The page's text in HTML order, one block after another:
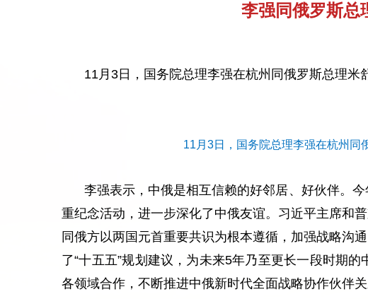
李强同俄罗斯总
11月3日，国务院总理李强在杭州同俄罗斯总理米
11月3日，国务院总理李强在杭州同
李强表示，中俄是相互信赖的好邻居、好伙伴。
重纪念活动，进一步深化了中俄友谊。习近平主席和
同俄方以两国元首重要共识为根本遵循，加强战略沟
了“十五五”规划建议，为未来5年乃至更长一段时期
各领域合作，不断推进中俄新时代全面战略协作伙伴